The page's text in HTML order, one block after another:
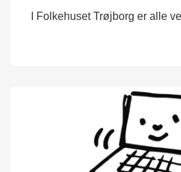
I Folkehuset Trøjborg er alle